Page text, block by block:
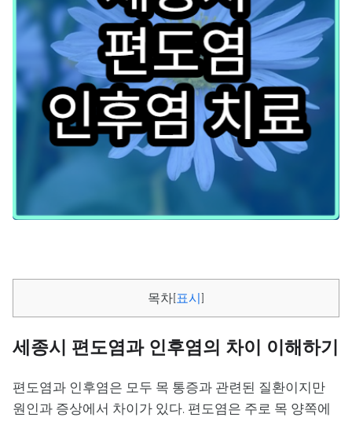
목차[표시]
세종시 편도염과 인후염의 차이 이해하기
편도염과 인후염은 모두 목 통증과 관련된 질환이지만
원인과 증상에서 차이가 있다. 편도염은 주로 목 양쪽에